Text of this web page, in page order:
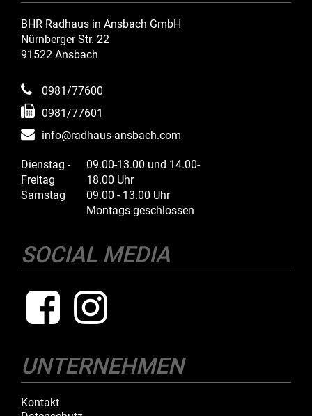
BHR Radhaus in Ansbach GmbH
Nürnberger Str. 22
91522 Ansbach
0981/77600
0981/77601
info@radhaus-ansbach.com
Dienstag -
Freitag
09.00-13.00 und 14.00-
18.00 Uhr
Samstag
09.00 - 13.00 Uhr
Montags geschlossen
SOCIAL MEDIA
UNTERNEHMEN
Kontakt